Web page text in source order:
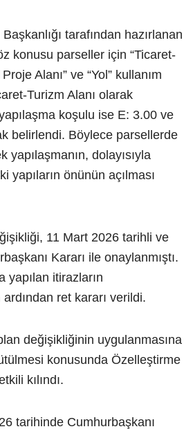
tarafından hazırlanan
konusu parseller için “Ticaret-
Alanı” ve “Yol” kullanım
Turizm Alanı olarak
koşulu ise E: 3.00 ve
belirlendi. Böylece parsellerde
yapılaşmanın, dolayısıyla
yapıların önünün açılması
11 Mart 2026 tarihli ve
Kararı ile onaylanmıştı.
yapılan itirazların
ret kararı verildi.
değişikliğinin uygulanmasına
konusunda Özelleştirme
kılındı.
tarihinde Cumhurbaşkanı